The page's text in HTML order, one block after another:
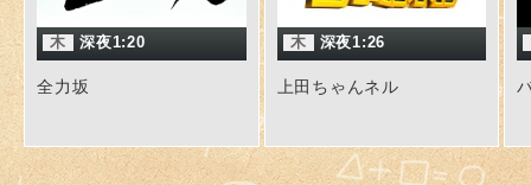
木 深夜1:20
全力坂
木 深夜1:26
上田ちゃんネル